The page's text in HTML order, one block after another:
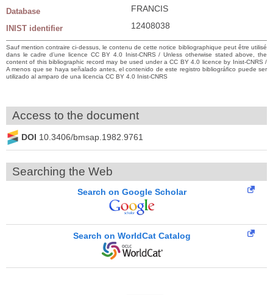
Database FRANCIS
INIST identifier 12408038
Sauf mention contraire ci-dessus, le contenu de cette notice bibliographique peut être utilisé
dans le cadre d’une licence CC BY 4.0 Inist-CNRS / Unless otherwise stated above, the
content of this bibliographic record may be used under a CC BY 4.0 licence by Inist-CNRS /
A menos que se haya señalado antes, el contenido de este registro bibliográfico puede ser
utilizado al amparo de una licencia CC BY 4.0 Inist-CNRS
Access to the document
DOI 10.3406/bmsap.1982.9761
Searching the Web
Search on Google Scholar
Search on WorldCat Catalog